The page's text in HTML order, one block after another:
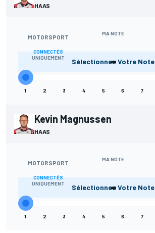
HAAS
MOTORSPORT
CONNECTÉS
UNIQUEMENT
MA NOTE
-
Sélectionnez Votre Note
1 2 3 4 5 6 7
Kevin Magnussen
HAAS
MOTORSPORT
CONNECTÉS
UNIQUEMENT
MA NOTE
-
Sélectionnez Votre Note
1 2 3 4 5 6 7